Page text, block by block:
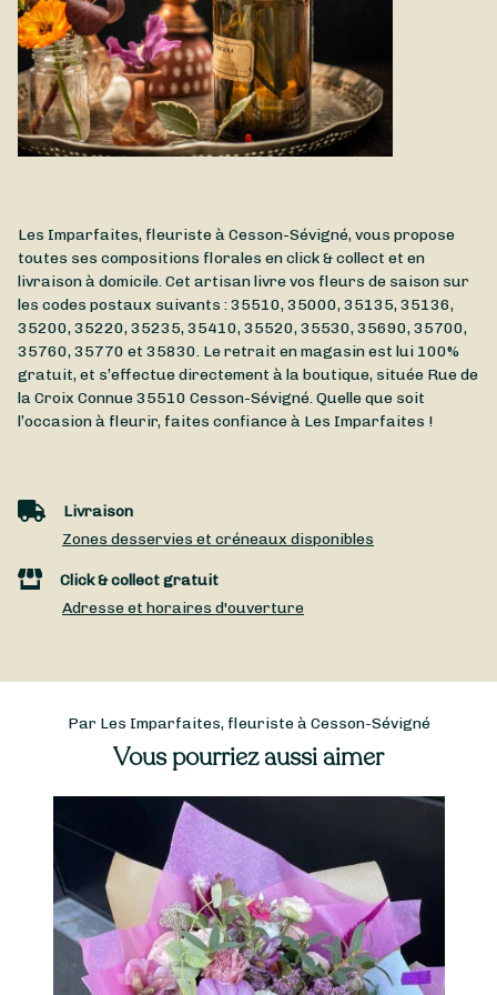
Les Imparfaites, fleuriste à Cesson-Sévigné, vous propose
toutes ses compositions florales en click & collect et en
livraison à domicile. Cet artisan livre vos fleurs de saison sur
les codes postaux suivants : 35510, 35000, 35135, 35136,
35200, 35220, 35235, 35410, 35520, 35530, 35690, 35700,
35760, 35770 et 35830. Le retrait en magasin est lui 100%
gratuit, et s’effectue directement à la boutique, située Rue de
la Croix Connue35510 Cesson-Sévigné. Quelle que soit
l’occasion à fleurir, faites confiance à Les Imparfaites !
Livraison
Zones desservies et créneaux disponibles
Click & collect gratuit
Adresse et horaires d'ouverture
Par Les Imparfaites, fleuriste à Cesson-Sévigné
Vous pourriez aussi aimer